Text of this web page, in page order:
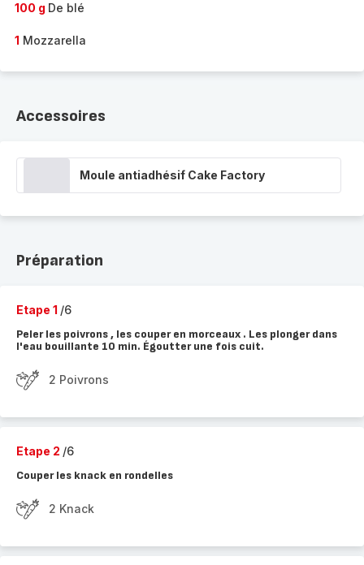
100 g De blé
1 Mozzarella
Accessoires
Moule antiadhésif Cake Factory
Préparation
Etape 1 /6
Peler les poivrons , les couper en morceaux . Les plonger dans
l'eau bouillante 10 min. Égoutter une fois cuit.
2 Poivrons
Etape 2 /6
Couper les knack en rondelles
2 Knack